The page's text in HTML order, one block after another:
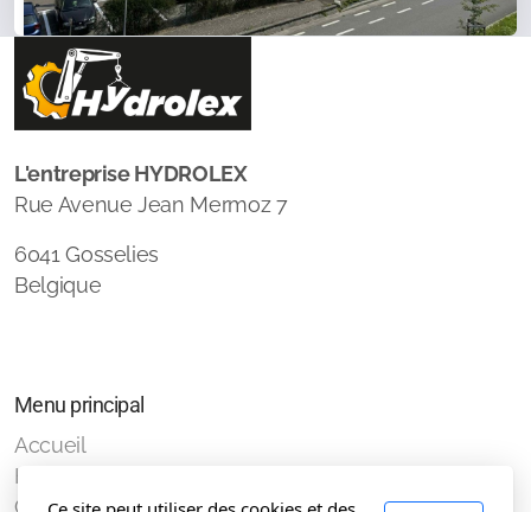
L'entreprise HYDROLEX
Rue Avenue Jean Mermoz 7
6041 Gosselies
Belgique
Menu principal
Accueil
Hydraulique
Grue de levage et mini-pelle